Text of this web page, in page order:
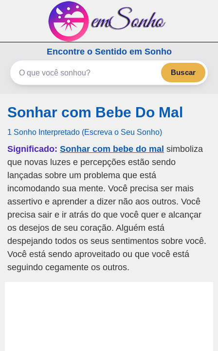
emSonho.com
Os sonhos significam mais
Encontre o Sentido em Sonho
Buscar
Sonhar com Bebe Do Mal
1 Sonho Interpretado (Escreva o Seu Sonho)
Significado: Sonhar com bebe do mal simboliza
que novas luzes e percepções estão sendo
lançadas sobre um problema que está
incomodando sua mente. Você precisa ser mais
assertivo e aprender a dizer não aos outros. Você
precisa sair e ir atrás do que você quer e alcançar
os desejos de seu coração. Alguém está
despejando todos os seus sentimentos sobre você.
Você está sendo aproveitado ou que você está
seguindo cegamente os outros.